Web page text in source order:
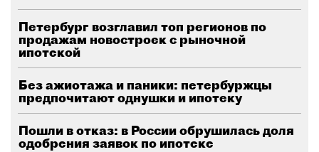
Петербург возглавил топ регионов по
продажам новостроек с рыночной
ипотекой
Без ажиотажа и паники: петербуржцы
предпочитают однушки и ипотеку
Пошли в отказ: в России обрушилась доля
одобрения заявок по ипотеке